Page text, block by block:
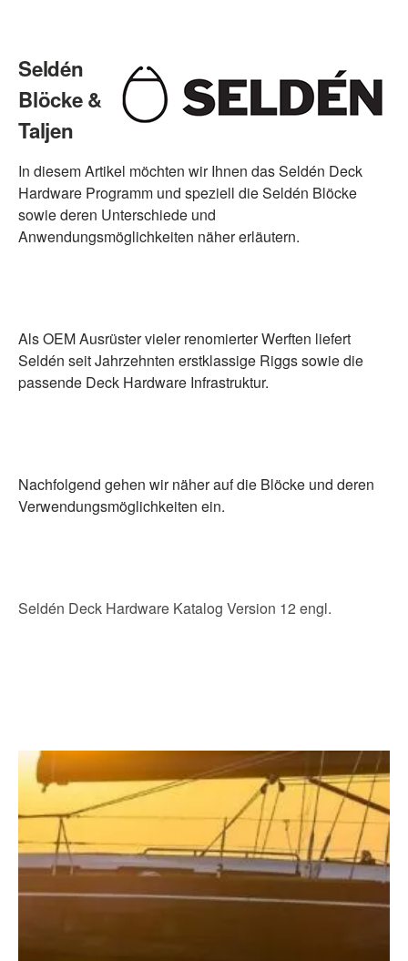
Seldén
Blöcke &
Taljen
In diesem Artikel möchten wir Ihnen das Seldén Deck
Hardware Programm und speziell die Seldén Blöcke
sowie deren Unterschiede und
Anwendungsmöglichkeiten näher erläutern.
Als OEM Ausrüster vieler renomierter Werften liefert
Seldén seit Jahrzehnten erstklassige Riggs sowie die
passende Deck Hardware Infrastruktur.
Nachfolgend gehen wir näher auf die Blöcke und deren
Verwendungsmöglichkeiten ein.
Seldén Deck Hardware Katalog Version 12 engl.